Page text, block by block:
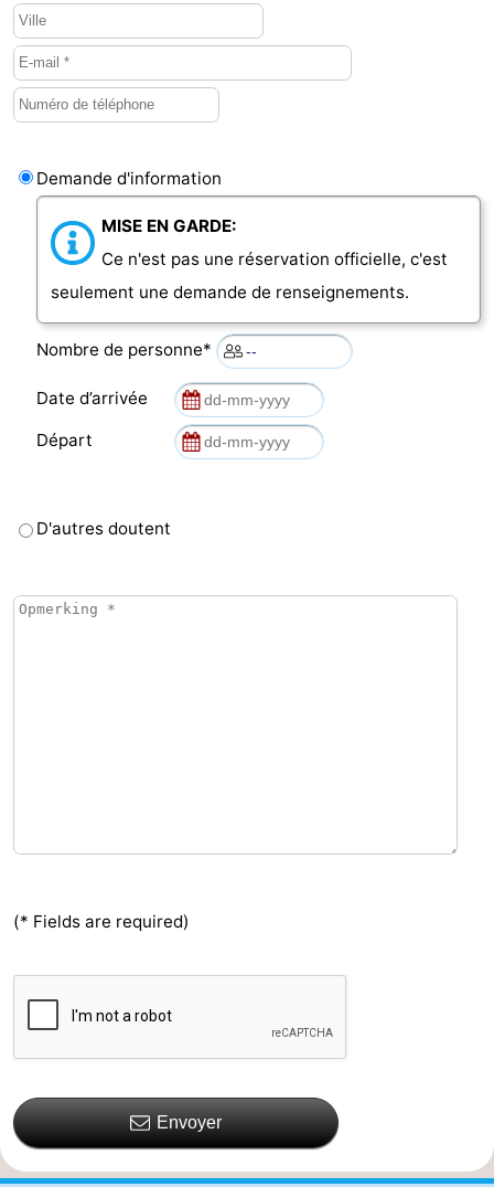
Cadzand
-
Nature
Zwin
Météo
Demande d'information
MISE EN GARDE:
Ce n'est pas une réservation officielle, c'est
seulement une demande de renseignements.
Nombre de personne*
Date d’arrivée
Départ
D'autres doutent
(* Fields are required)
Envoyer